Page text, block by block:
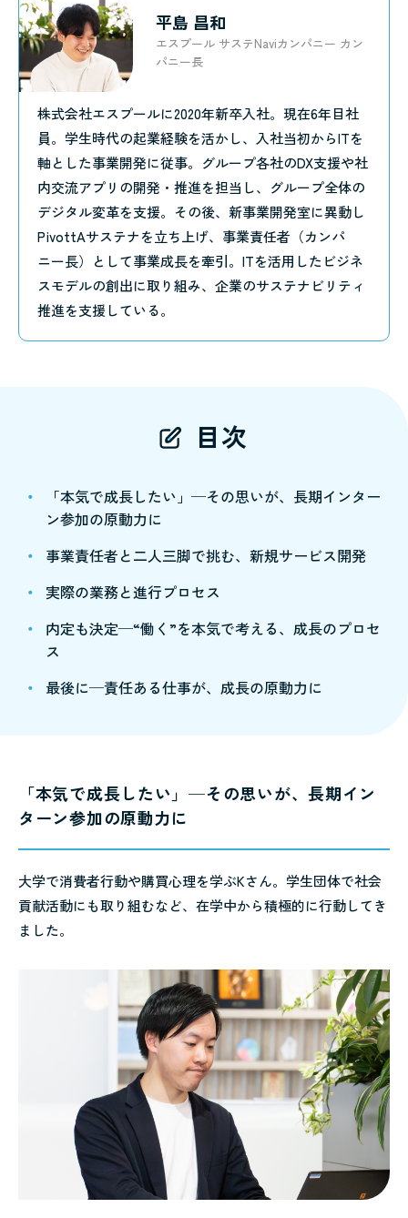
平島 昌和
エスプール サステNaviカンパニー カン
パニー長
株式会社エスプールに2020年新卒入社。現在6年目社
員。学生時代の起業経験を活かし、入社当初からITを
軸とした事業開発に従事。グループ各社のDX支援や社
内交流アプリの開発・推進を担当し、グループ全体の
デジタル変革を支援。その後、新事業開発室に異動し
PivottAサステナを立ち上げ、事業責任者（カンパ
ニー長）として事業成長を牽引。ITを活用したビジネ
スモデルの創出に取り組み、企業のサステナビリティ
推進を支援している。
目次
「本気で成長したい」─その思いが、長期インター
ン参加の原動力に
事業責任者と二人三脚で挑む、新規サービス開発
実際の業務と進行プロセス
内定も決定─“働く”を本気で考える、成長のプロセ
ス
最後に─責任ある仕事が、成長の原動力に
「本気で成長したい」─その思いが、長期イン
ターン参加の原動力に
大学で消費者行動や購買心理を学ぶKさん。学生団体で社会
貢献活動にも取り組むなど、在学中から積極的に行動してき
ました。